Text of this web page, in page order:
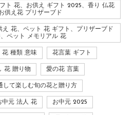
ト 花、お供え ギフト 2025、香り 仏花
供え花 プリザーブド
花、ペット 花 ギフト、プリザーブド
ペット メモリアル 花
花 種類 意味 花言葉 ギフト
花 贈り物 愛の花 言葉
して楽しむ旬の花と贈り方
中元 法人 花 お中元 2025